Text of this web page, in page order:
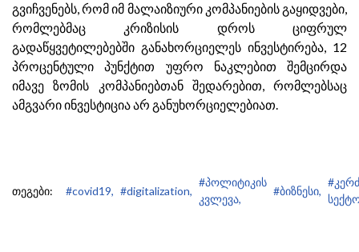
გვიჩვენებს, რომ იმ მალაიზიური კომპანიების გაყიდვები,
რომლებმაც კრიზისის დროს ციფრულ
გადაწყვეტილებებში განახორციელეს ინვესტირება, 12
პროცენტული პუნქტით უფრო ნაკლებით შემცირდა
იმავე ზომის კომპანიებთან შედარებით, რომლებსაც
ამგვარი ინვესტიცია არ განუხორციელებიათ.
თეგები: #covid19, #digitalization,
#პოლიტიკის
კვლევა,
#ბიზნესი,